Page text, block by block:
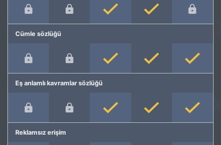
Cümle sözlüğü
Eş anlamlı kavramlar sözlüğü
Reklamsız erişim